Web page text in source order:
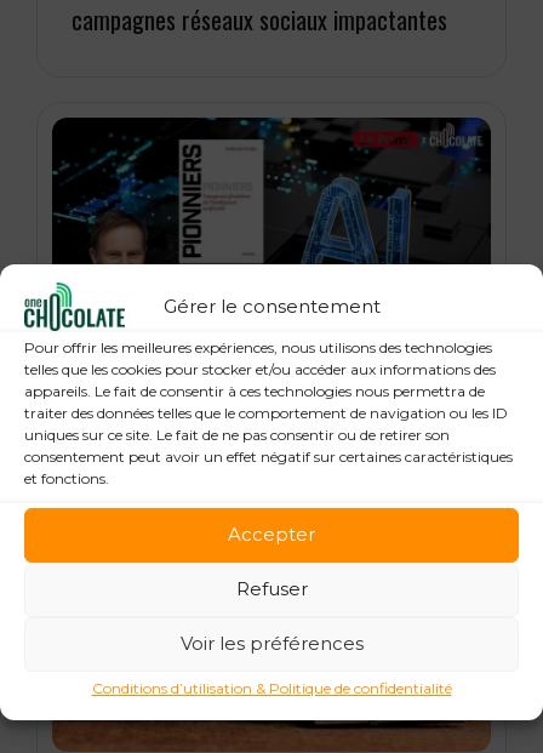
Gérer le consentement
Pour offrir les meilleures expériences, nous utilisons des technologies
telles que les cookies pour stocker et/ou accéder aux informations des
appareils. Le fait de consentir à ces technologies nous permettra de
traiter des données telles que le comportement de navigation ou les ID
uniques sur ce site. Le fait de ne pas consentir ou de retirer son
consentement peut avoir un effet négatif sur certaines caractéristiques
et fonctions.
Accepter
Refuser
Voir les préférences
Conditions d’utilisation & Politique de confidentialité
campagnes réseaux sociaux impactantes
21 janvier 2026
« Pionniers », anatomie des leaders de la
Tech : Guillaume Grallet, Le Point